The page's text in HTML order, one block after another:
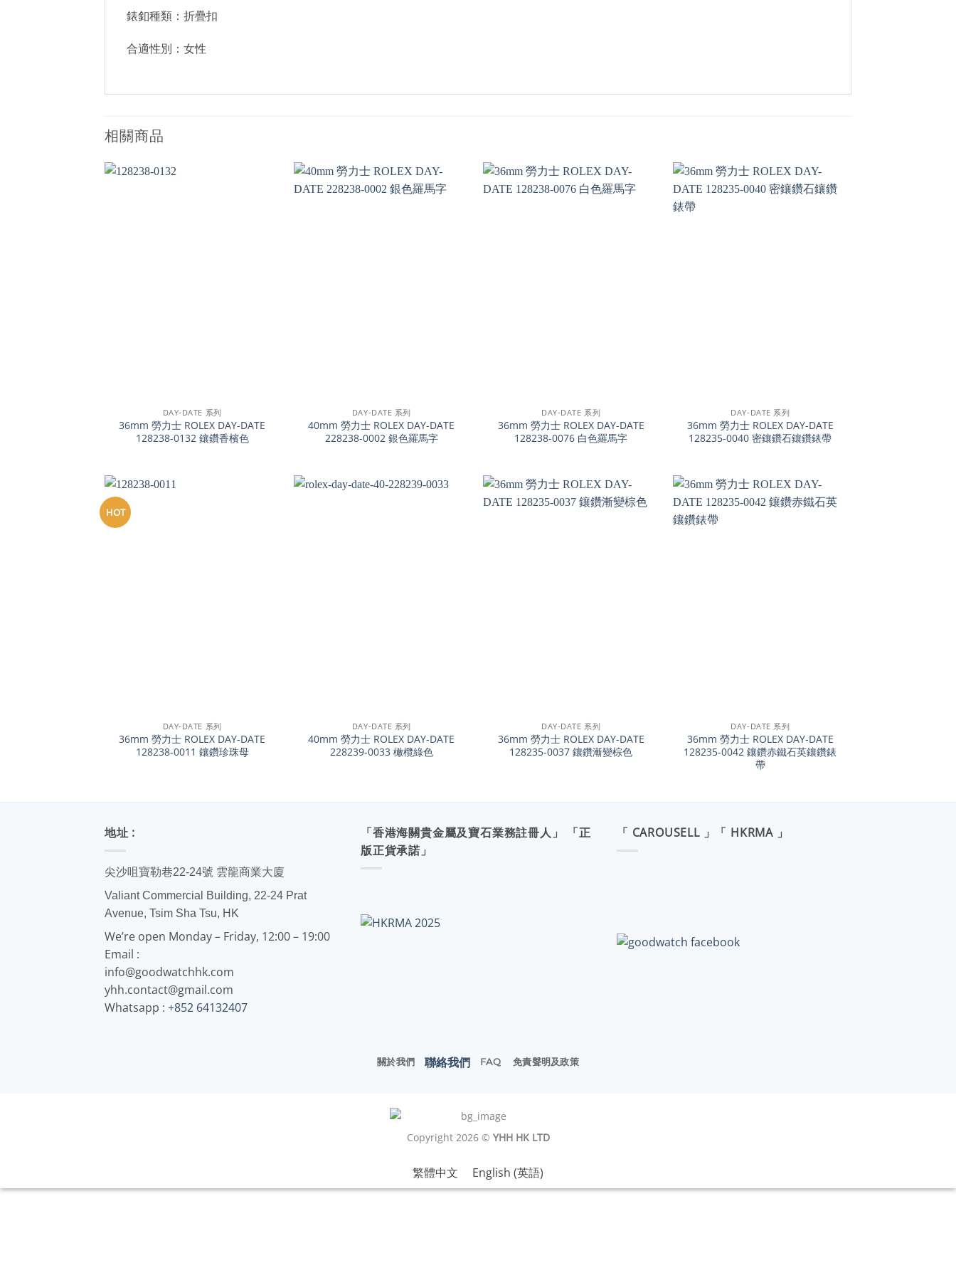
錶釦種類：折疊扣
合適性別：女性
相關商品
DAY-DATE 系列
36mm 勞力士 ROLEX DAY-DATE
128238-0132 鑲鑽香檳色
DAY-DATE 系列
40mm 勞力士 ROLEX DAY-DATE
228238-0002 銀色羅馬字
DAY-DATE 系列
36mm 勞力士 ROLEX DAY-DATE
128238-0076 白色羅馬字
DAY-DATE 系列
36mm 勞力士 ROLEX DAY-DATE
128235-0040 密鑲鑽石鑲鑽錶帶
HOT
DAY-DATE 系列
36mm 勞力士 ROLEX DAY-DATE
128238-0011 鑲鑽珍珠母
DAY-DATE 系列
40mm 勞力士 ROLEX DAY-DATE
228239-0033 橄欖綠色
DAY-DATE 系列
36mm 勞力士 ROLEX DAY-DATE
128235-0037 鑲鑽漸變棕色
DAY-DATE 系列
36mm 勞力士 ROLEX DAY-DATE
128235-0042 鑲鑽赤鐵石英鑲鑽錶
帶
地址 :
尖沙咀寶勒巷22-24號 雲龍商業大廈
Valiant Commercial Building, 22-24 Prat
Avenue, Tsim Sha Tsu, HK
We’re open Monday – Friday, 12:00 – 19:00
Email :
info@goodwatchhk.com
yhh.contact@gmail.com
Whatsapp : +852 64132407
「香港海關貴金屬及寶石業務註冊人」 「正
版正貨承諾」
「 CAROUSELL 」「 HKRMA 」
關於我們 聯絡我們 FAQ 免責聲明及政策
Copyright 2026 © YHH HK LTD
繁體中文 English (英語)